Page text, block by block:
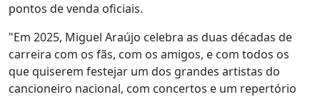
pontos de venda oficiais.
"Em 2025, Miguel Araújo celebra as duas décadas de
carreira com os fãs, com os amigos, e com todos os
que quiserem festejar um dos grandes artistas do
cancioneiro nacional, com concertos e um repertório